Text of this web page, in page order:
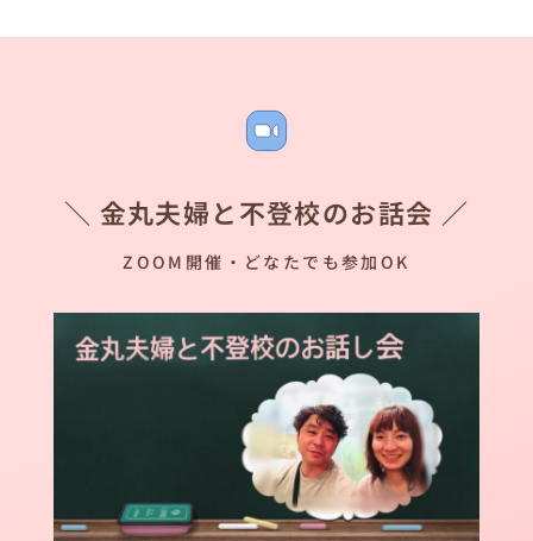
＼ 金丸夫婦と不登校のお話会 ／
ZOOM開催・どなたでも参加OK